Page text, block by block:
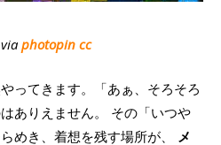
via photopin cc
ってきます。「あぁ、そろそろ
ありえません。 その「いつや
めき、着想を残す場所が、
メ